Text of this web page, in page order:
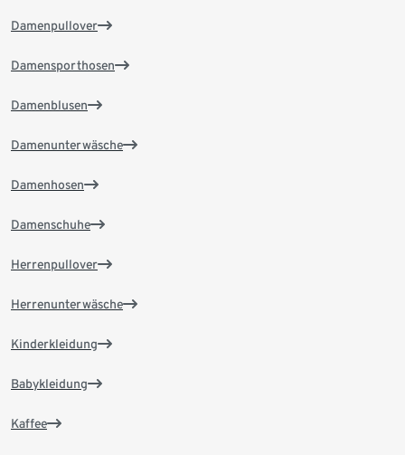
Damenpullover
Damensporthosen
Damenblusen
Damenunterwäsche
Damenhosen
Damenschuhe
Herrenpullover
Herrenunterwäsche
Kinderkleidung
Babykleidung
Kaffee